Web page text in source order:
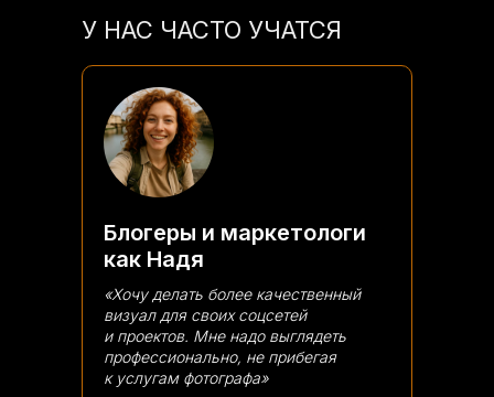
У НАС ЧАСТО УЧАТСЯ
Блогеры и маркетологи
как Надя
«Хочу делать более качественный
визуал для своих соцсетей
и проектов. Мне надо выглядеть
профессионально, не прибегая
к услугам фотографа»